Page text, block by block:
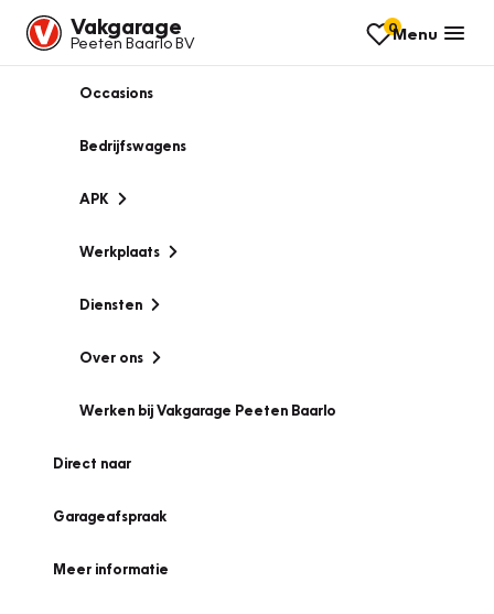
Vakgarage
Peeten Baarlo BV
0Menu
Occasions
Bedrijfswagens
APK
Werkplaats
Diensten
Over ons
Werken bij Vakgarage Peeten Baarlo
Direct naar
Garageafspraak
Meer informatie